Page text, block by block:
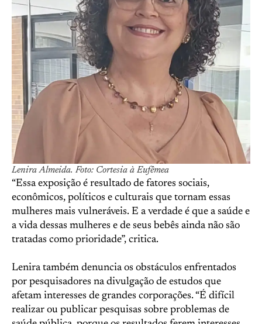
Lenira Almeida. Foto: Cortesia à Eufêmea
“Essa exposição é resultado de fatores sociais,
econômicos, políticos e culturais que tornam essas
mulheres mais vulneráveis. E a verdade é que a saúde e
a vida dessas mulheres e de seus bebês ainda não são
tratadas como prioridade”, critica.
Lenira também denuncia os obstáculos enfrentados
por pesquisadores na divulgação de estudos que
afetam interesses de grandes corporações. “É difícil
realizar ou publicar pesquisas sobre problemas de